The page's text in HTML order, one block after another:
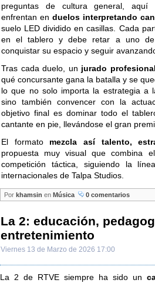
preguntas de cultura general, aquí
enfrentan en duelos interpretando
suelo LED dividido en casillas. Cada
en el tablero y debe retar a uno de
conquistar su espacio y seguir
Tras cada duelo, un jurado profesional
qué concursante gana la batalla y se
lo que no solo importa la estrategia a
sino también convencer con la
objetivo final es dominar todo el
cantante en pie, llevándose el gran
El formato mezcla así talento,
propuesta muy visual que combina
competición táctica, siguiendo la
internacionales de Talpa Studios.
Por khamsin en Música 0 comentarios
La 2: educación,
entretenimiento
Viernes 13 de Marzo de 2026 17:00
La 2 de RTVE siempre ha sido un